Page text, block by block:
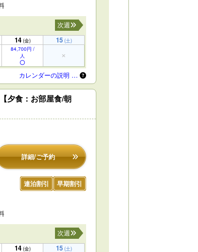
次週
14 (金) 15 (土)
84,700円 /
人
カレンダーの説明 …
夕食：お部屋食/朝
詳細/ご予約
連泊割引
早期割引
次週
14 (金) 15 (土)